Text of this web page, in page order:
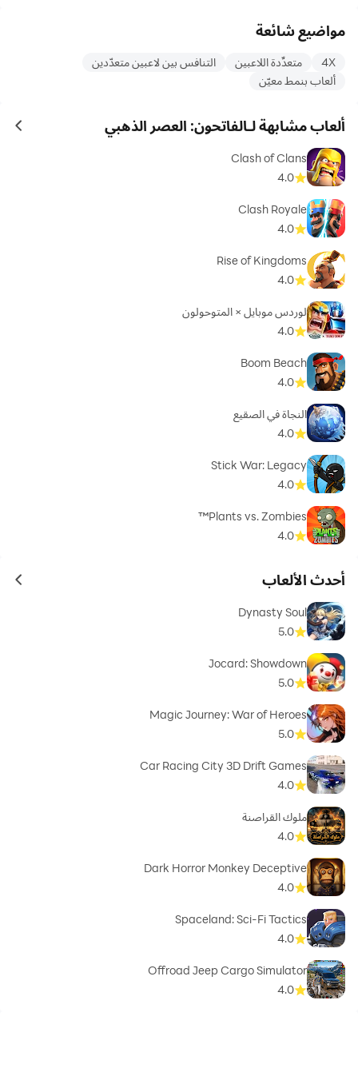
مواضيع شائعة
4X متعدِّدة اللاعبين
التنافس بين لاعبين متعدّدين
ألعاب بنمط معيّن
ألعاب مشابهة لـالفاتحون: العصر الذهبي
Clash of Clans
4.0
Clash Royale
4.0
Rise of Kingdoms
4.0
لوردس موبايل × المتوحولون
4.0
Boom Beach
4.0
النجاة في الصقيع
4.0
Stick War: Legacy
4.0
Plants vs. Zombies™
4.0
أحدث الألعاب
Dynasty Soul
5.0
Jocard: Showdown
5.0
Magic Journey: War of Heroes
5.0
Car Racing City 3D Drift Games
4.0
ملوك القراصنة
4.0
Dark Horror Monkey Deceptive
4.0
Spaceland: Sci-Fi Tactics
4.0
Offroad Jeep Cargo Simulator
4.0